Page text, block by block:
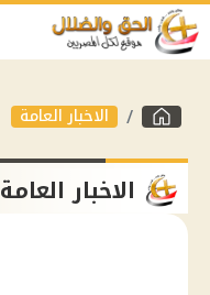
الاخبار العامة
الاخبار العامة